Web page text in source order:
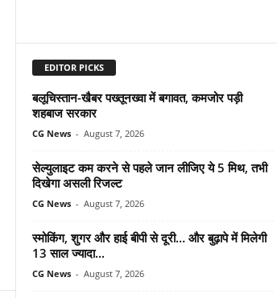
EDITOR PICKS
बलूचिस्तान-खैबर पख्तूनख्वा में बगावत, कमजोर पड़ी
शहबाज सरकार
CG News - August 7, 2026
सेल्युलाइट कम करने से पहले जान लीजिए ये 5 मिथ, तभी
दिखेगा असली रिजल्ट
CG News - August 7, 2026
स्मोकिंग, शुगर और हाई बीपी से दूरी… और बुढ़ापे में मिलेगी
13 साल ज्यादा...
CG News - August 7, 2026